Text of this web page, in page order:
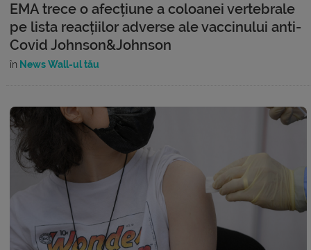
EMA trece o afecțiune a coloanei vertebrale
pe lista reacțiilor adverse ale vaccinului anti-
Covid Johnson&Johnson
în News Wall-ul tău